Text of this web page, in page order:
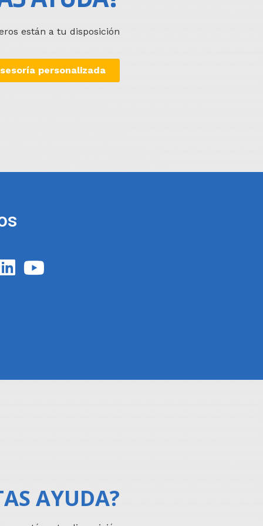
están a tu disposición
personalizada
AYUDA?